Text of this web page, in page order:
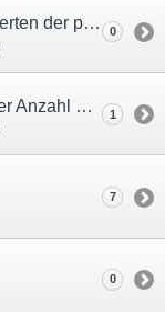
Anpassungen an den Schadenswerten der physischen Zauber von Blaumagiern 0
Über die gewünschte Erhöhung der Anzahl nutzbarer Zaubersprüche 1
7
0